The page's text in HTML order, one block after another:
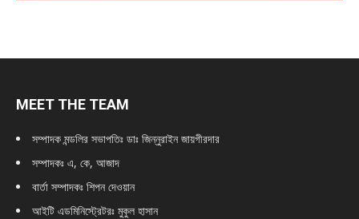
MEET THE TEAM
সম্পাদক মন্ডলির সভাপতিঃ ডাঃ জিন্নুরাইন জায়গীরদার
সম্পাদকঃ এ, কে, আজাদ
বার্তা সম্পাদকঃ শিপন দেওয়ান
আইটি এডমিনিস্ট্রেটরঃ মুকুল হাসান